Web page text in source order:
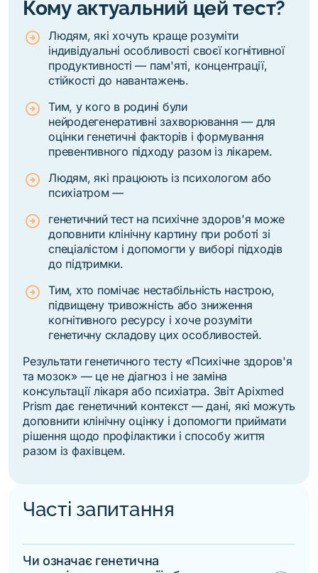
Кому актуальний цей тест?
Людям, які хочуть краще розуміти
індивідуальні особливості своєї когнітивної
продуктивності — пам'яті, концентрації,
стійкості до навантажень.
Тим, у кого в родині були
нейродегенеративні захворювання — для
оцінки генетичні факторів і формування
превентивного підходу разом із лікарем.
Людям, які працюють із психологом або
психіатром —
генетичний тест на психічне здоров'я може
доповнити клінічну картину при роботі зі
спеціалістом і допомогти у виборі підходів
до підтримки.
Тим, хто помічає нестабільність настрою,
підвищену тривожність або зниження
когнітивного ресурсу і хоче розуміти
генетичну складову цих особливостей.
Результати генетичного тесту «Психічне здоров'я
та мозок» — це не діагноз і не заміна
консультації лікаря або психіатра. Звіт Apixmed
Prism дає генетичний контекст — дані, які можуть
доповнити клінічну оцінку і допомогти приймати
рішення щодо профілактики і способу життя
разом із фахівцем.
Часті запитання
Чи означає генетична